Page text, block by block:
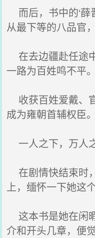
而后，书中的‘薛
从最下等的八品官
在去边疆赴任途
一路为百姓鸣不平。
收获百姓爱戴、
成为雍朝首辅权臣。
一人之下，万
在剧情快结束时
上，缅怀一下她这
这本书是她在闲
介和开头几章，便